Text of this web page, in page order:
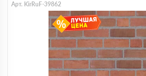
Арт. KirRuF-39862